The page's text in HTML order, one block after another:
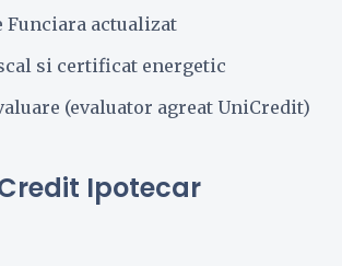
Funciara actualizat
si certificat energetic
(evaluator agreat UniCredit)
Ipotecar